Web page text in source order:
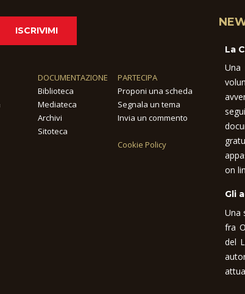
ISCRIVIMI
DOCUMENTAZIONE
Biblioteca
Mediateca
Archivi
Sitoteca
PARTECIPA
Proponi una scheda
Segnala un tema
Invia un commento
Cookie Policy
La
Una
on
Gli
Una
fra
del